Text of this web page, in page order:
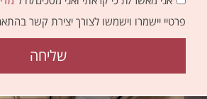
פרטיי יישמרו וישמשו לצורך יצירת קשר
שליחה